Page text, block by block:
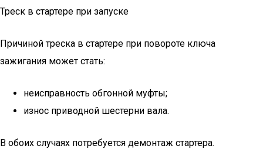
Треск в стартере при запуске
Причиной треска в стартере при повороте ключа
зажигания может стать:
неисправность обгонной муфты;
износ приводной шестерни вала.
В обоих случаях потребуется демонтаж стартера.